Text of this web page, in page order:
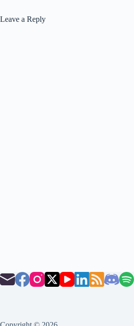
Leave a Reply